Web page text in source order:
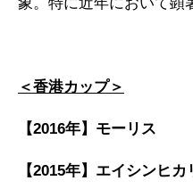
＜香港カップ＞
【2016年】モ
【2015年】エイ